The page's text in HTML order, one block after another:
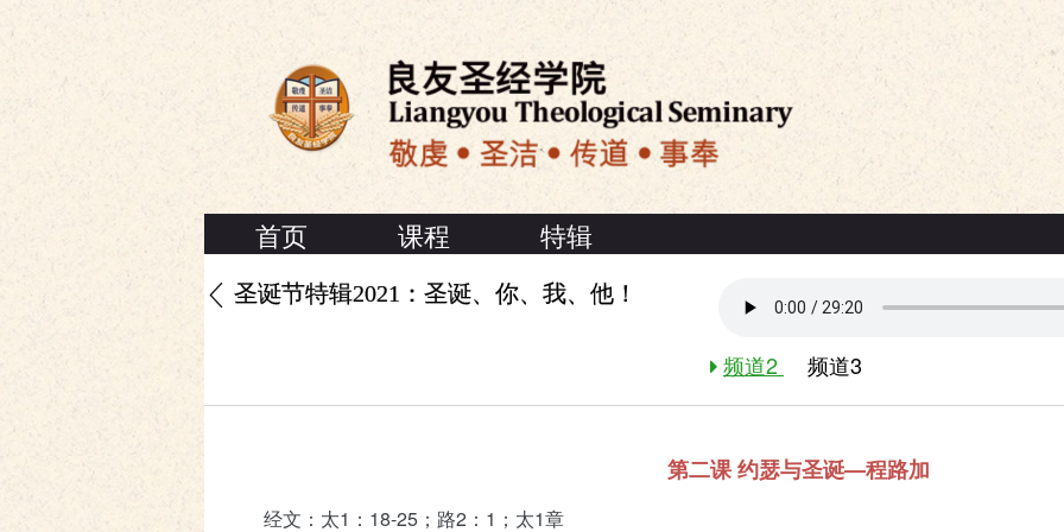
首页 课程 特辑
圣诞节特辑2021：圣诞、你、我、他！
频道2 频道3
第二课约瑟与圣诞—程路加
经文：太1：18-25；路2：1；太1章